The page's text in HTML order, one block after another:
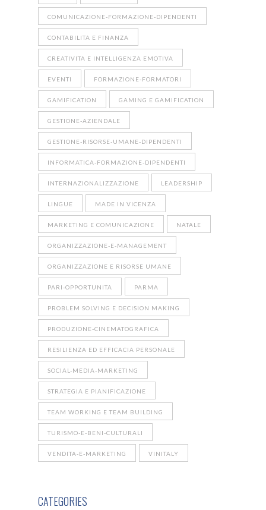
COMUNICAZIONE-FORMAZIONE-DIPENDENTI
CONTABILITA E FINANZA
CREATIVITA E INTELLIGENZA EMOTIVA
EVENTI FORMAZIONE-FORMATORI
GAMIFICATION GAMING E GAMIFICATION
GESTIONE-AZIENDALE
GESTIONE-RISORSE-UMANE-DIPENDENTI
INFORMATICA-FORMAZIONE-DIPENDENTI
INTERNAZIONALIZZAZIONE LEADERSHIP
LINGUE MADE IN VICENZA
MARKETING E COMUNICAZIONE NATALE
ORGANIZZAZIONE-E-MANAGEMENT
ORGANIZZAZIONE E RISORSE UMANE
PARI-OPPORTUNITA PARMA
PROBLEM SOLVING E DECISION MAKING
PRODUZIONE-CINEMATOGRAFICA
RESILIENZA ED EFFICACIA PERSONALE
SOCIAL-MEDIA-MARKETING
STRATEGIA E PIANIFICAZIONE
TEAM WORKING E TEAM BUILDING
TURISMO-E-BENI-CULTURALI
VENDITA-E-MARKETING VINITALY
CATEGORIES